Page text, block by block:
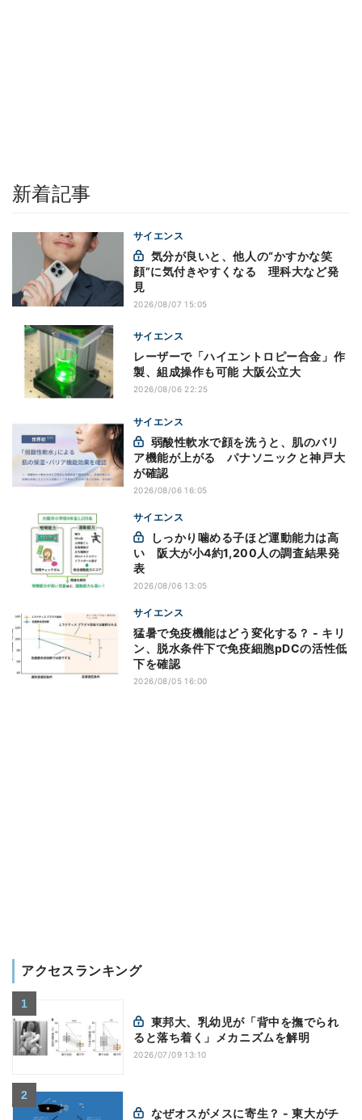
新着記事
サイエンス
顔”に気付きやすくなる 理科大など発
見
2026/08/07 15:05
サイエンス
レーザーで「ハイエントロピー合金」作
製、組成操作も可能 大阪公立大
2026/08/06 22:25
サイエンス
ア機能が上がる パナソニックと神戸大
が確認
2026/08/06 16:05
サイエンス
い 阪大が小4約1,200人の調査結果発
表
2026/08/06 13:05
サイエンス
猛暑で免疫機能はどう変化する？ - キリ
ン、脱水条件下で免疫細胞pDCの活性低
下を確認
2026/08/05 16:00
アクセスランキング
ると落ち着く」メカニズムを解明
2026/07/09 13:10